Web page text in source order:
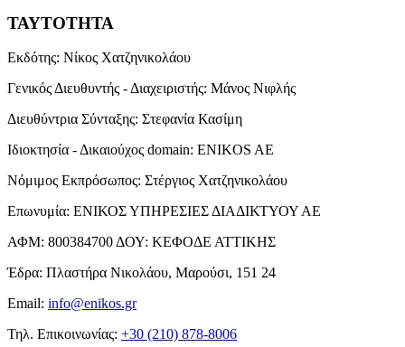
ΤΑΥΤΟΤΗΤΑ
Εκδότης: Νίκος Χατζηνικολάου
Γενικός Διευθυντής - Διαχειριστής: Μάνος Νιφλής
Διευθύντρια Σύνταξης: Στεφανία Κασίμη
Ιδιοκτησία - Δικαιούχος domain: ENIKOS AE
Νόμιμος Εκπρόσωπος: Στέργιος Χατζηνικολάου
Επωνυμία: ΕΝΙΚΟΣ ΥΠΗΡΕΣΙΕΣ ΔΙΑΔΙΚΤΥΟΥ ΑΕ
ΑΦΜ: 800384700 ΔΟΥ: ΚΕΦΟΔΕ ΑΤΤΙΚΗΣ
Έδρα: Πλαστήρα Νικολάου, Μαρούσι, 151 24
Email: info@enikos.gr
Τηλ. Επικοινωνίας: +30 (210) 878-8006